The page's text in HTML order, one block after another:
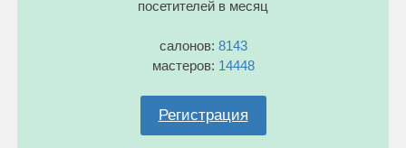
посетителей в месяц
салонов: 8143
мастеров: 14448
Регистрация